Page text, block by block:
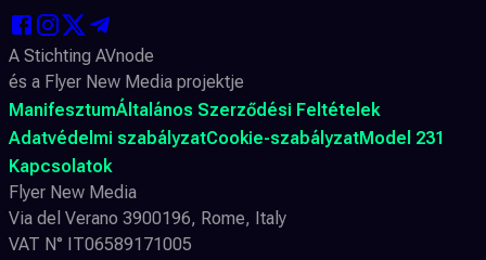
A Stichting AVnode
és a Flyer New Media projektje
ManifesztumÁltalános Szerződési Feltételek
Adatvédelmi szabályzatCookie-szabályzatModel 231
Kapcsolatok
Flyer New Media
Via del Verano 3900196, Rome, Italy
VAT N° IT06589171005